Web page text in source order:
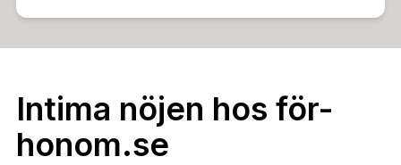
Intima nöjen hos för-
honom.se